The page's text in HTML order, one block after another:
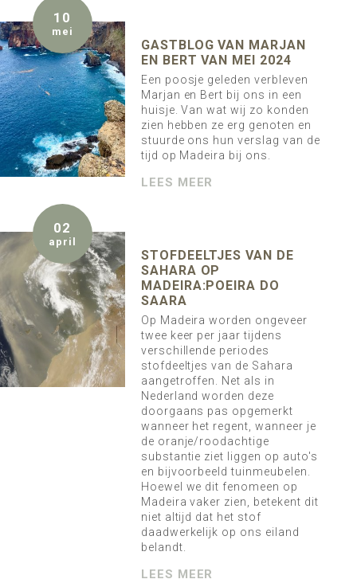
10
mei
GASTBLOG VAN MARJAN
EN BERT VAN MEI 2024
Een poosje geleden verbleven
Marjan en Bert bij ons in een
huisje. Van wat wij zo konden
zien hebben ze erg genoten en
stuurde ons hun verslag van de
tijd op Madeira bij ons.
LEES MEER
02
april
STOFDEELTJES VAN DE
SAHARA OP
MADEIRA:POEIRA DO
SAARA
Op Madeira worden ongeveer
twee keer per jaar tijdens
verschillende periodes
stofdeeltjes van de Sahara
aangetroffen. Net als in
Nederland worden deze
doorgaans pas opgemerkt
wanneer het regent, wanneer je
de oranje/roodachtige
substantie ziet liggen op auto's
en bijvoorbeeld tuinmeubelen.
Hoewel we dit fenomeen op
Madeira vaker zien, betekent dit
niet altijd dat het stof
daadwerkelijk op ons eiland
belandt.
LEES MEER